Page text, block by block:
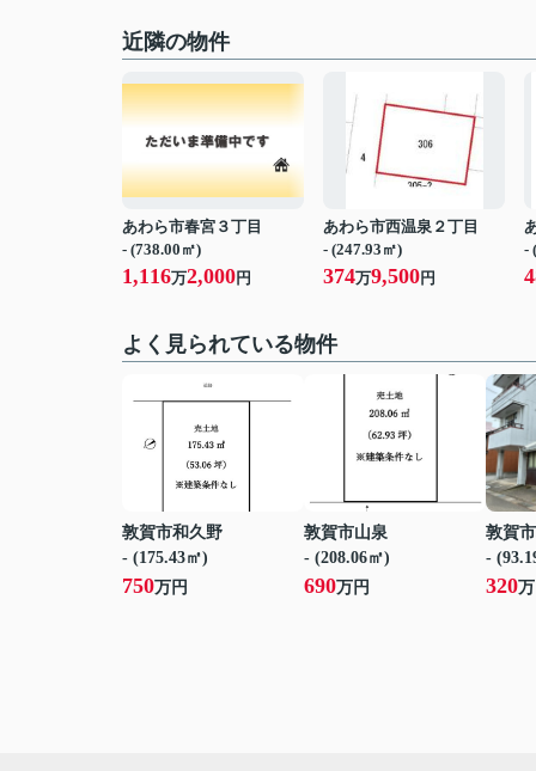
近隣の物件
あわら市春宮３丁目
- (738.00㎡)
1,116万2,000円
あわら市西温泉２丁目
- (247.93㎡)
374万9,500円
-
よく見られている物件
敦賀市和久野
- (175.43㎡)
750万円
敦賀市山泉
- (208.06㎡)
690万円
敦賀
-
320